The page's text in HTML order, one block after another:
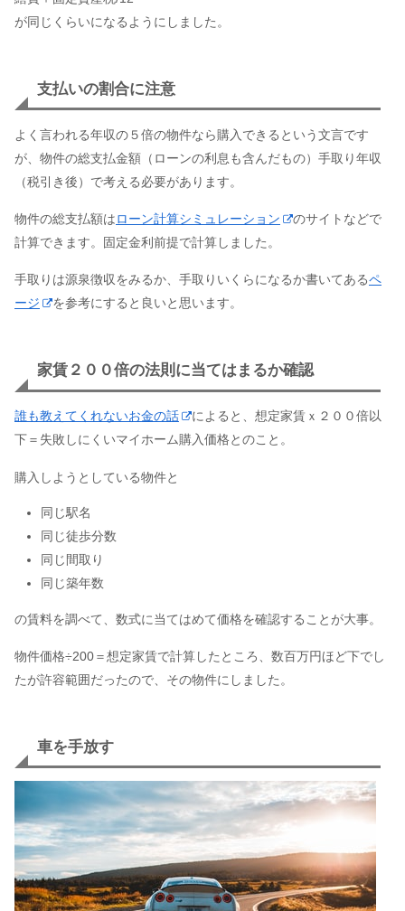
が同じくらいになるようにしました。
支払いの割合に注意
よく言われる年収の５倍の物件なら購入できるという文言です
が、物件の総支払金額（ローンの利息も含んだもの）手取り年収
（税引き後）で考える必要があります。
物件の総支払額はローン計算シミュレーション
のサイトなどで
計算できます。固定金利前提で計算しました。
手取りは源泉徴収をみるか、手取りいくらになるか書いてあるペ
ージ
を参考にすると良いと思います。
家賃２００倍の法則に当てはまるか確認
誰も教えてくれないお金の話
によると、想定家賃ｘ２００倍以
下＝失敗しにくいマイホーム購入価格とのこと。
購入しようとしている物件と
同じ駅名
同じ徒歩分数
同じ間取り
同じ築年数
の賃料を調べて、数式に当てはめて価格を確認することが大事。
物件価格÷200＝想定家賃で計算したところ、数百万円ほど下でし
たが許容範囲だったので、その物件にしました。
車を手放す